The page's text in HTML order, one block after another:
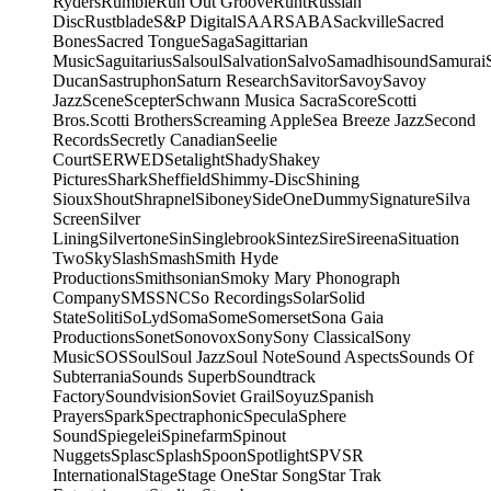
DiscRustbladeS&P DigitalSAARSABASackvilleSacred
BonesSacred TongueSagaSagittarian
MusicSaguitariusSalsoulSalvationSalvoSamadhisoundSamurai
DucanSastruphonSaturn ResearchSavitorSavoySavoy
JazzSceneScepterSchwann Musica SacraScoreScotti
Bros.Scotti BrothersScreaming AppleSea Breeze JazzSecond
RecordsSecretly CanadianSeelie
CourtSERWEDSetalightShadyShakey
PicturesSharkSheffieldShimmy-DiscShining
SiouxShoutShrapnelSiboneySideOneDummySignatureSilva
ScreenSilver
LiningSilvertoneSinSinglebrookSintezSireSireenaSituation
TwoSkySlashSmashSmith Hyde
ProductionsSmithsonianSmoky Mary Phonograph
CompanySMSSNCSo RecordingsSolarSolid
StateSolitiSoLydSomaSomeSomersetSona Gaia
ProductionsSonetSonovoxSonySony ClassicalSony
MusicSOSSoulSoul JazzSoul NoteSound AspectsSounds Of
SubterraniaSounds SuperbSoundtrack
FactorySoundvisionSoviet GrailSoyuzSpanish
PrayersSparkSpectraphonicSpeculaSphere
SoundSpiegeleiSpinefarmSpinout
NuggetsSplascSplashSpoonSpotlightSPVSR
InternationalStageStage OneStar SongStar Trak